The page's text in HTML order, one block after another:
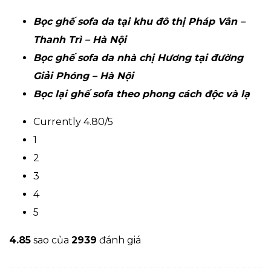
Bọc ghế sofa da tại khu đô thị Pháp Vân –
Thanh Trì – Hà Nội
Bọc ghế sofa da nhà chị Hương tại đường
Giải Phóng – Hà Nội
Bọc lại ghế sofa theo phong cách độc và lạ
Currently 4.80/5
1
2
3
4
5
4.85 sao của 2939 đánh giá